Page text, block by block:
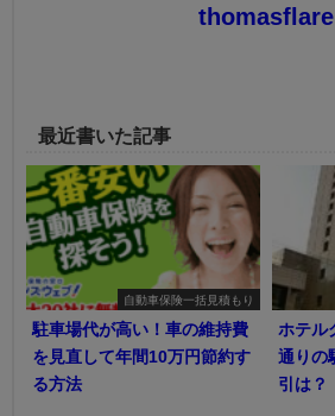
thomasflare
最近書いた記事
自動車保険一括見積もり
駐車場代が高い！車の維持費
を見直して年間10万円節約す
る方法
ホテル
通りの
引は？